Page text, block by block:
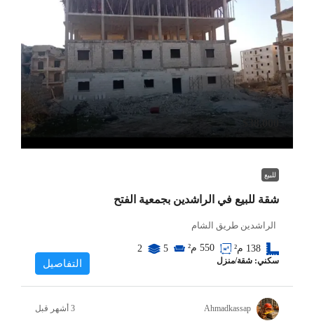
للبيع
شقة للبيع في الراشدين بجمعية الفتح
الراشدين طريق الشام
138 م² 550 م² 5
2
سكني: شقة/منزل التفاصيل
Ahmadkassap